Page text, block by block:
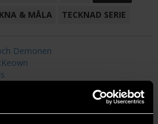
& MÅLA TECKNAD SERIE
Demonen